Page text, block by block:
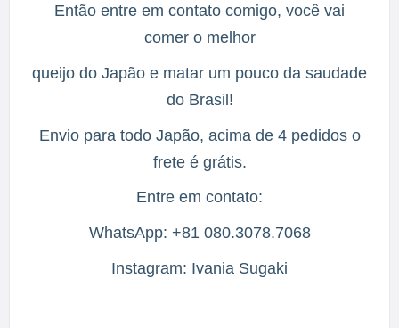
Então entre em contato comigo, você vai
comer o melhor
queijo do Japão e matar um pouco da saudade
do Brasil!
Envio para todo Japão, acima de 4 pedidos o
frete é grátis.
Entre em contato:
WhatsApp: +81 080.3078.7068
Instagram: Ivania Sugaki